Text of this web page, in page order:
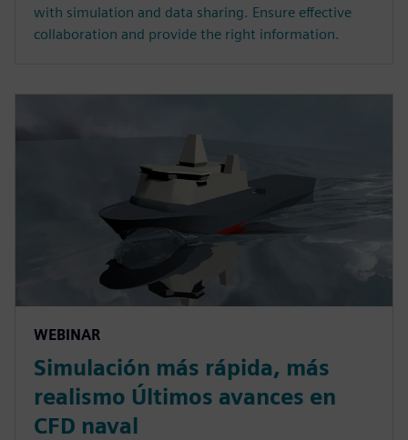
with simulation and data sharing. Ensure effective
collaboration and provide the right information.
WEBINAR
Simulación más rápida, más
realismo Últimos avances en
CFD naval